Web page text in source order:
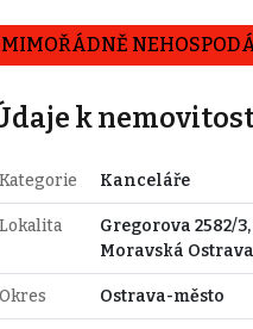
MIMOŘÁDNĚ
k
Kategorie Kanceláře
Lokalita
Gregorova 2582/
Moravská Ostrava
Okres Ostrava-město